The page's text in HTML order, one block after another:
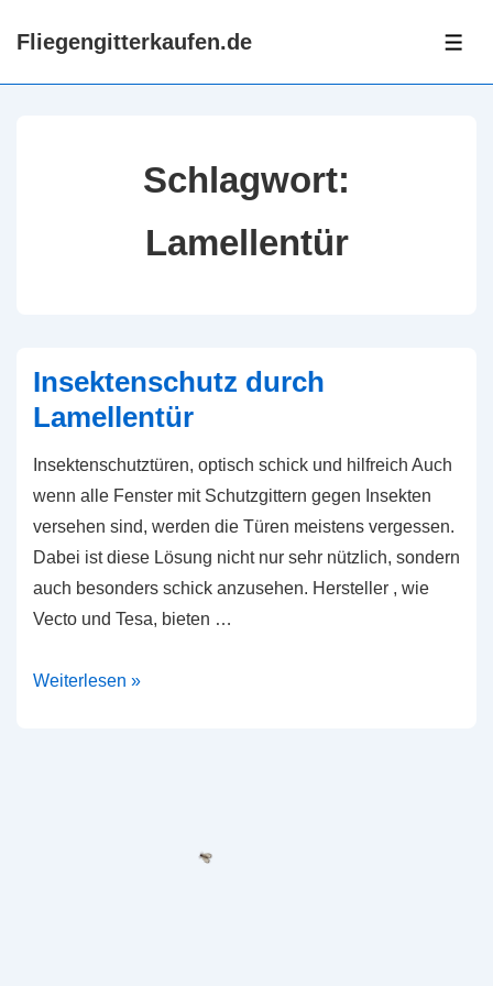
ZumFliegengitterkaufen.de
Schlagwort:
Lamellentür
Insektenschutz durch
Lamellentür
Insektenschutztüren, optisch schick und hilfreich Auch
wenn alle Fenster mit Schutzgittern gegen Insekten
versehen sind, werden die Türen meistens vergessen.
Dabei ist diese Lösung nicht nur sehr nützlich, sondern
auch besonders schick anzusehen. Hersteller , wie
Vecto und Tesa, bieten …
Insektenschutz
Weiterlesen »